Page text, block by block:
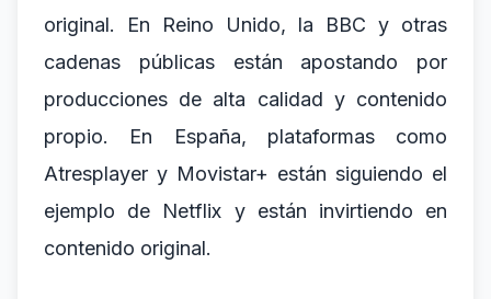
original. En Reino Unido, la BBC y otras
cadenas públicas están apostando por
producciones de alta calidad y contenido
propio. En España, plataformas como
Atresplayer y Movistar+ están siguiendo el
ejemplo de Netflix y están invirtiendo en
contenido original.